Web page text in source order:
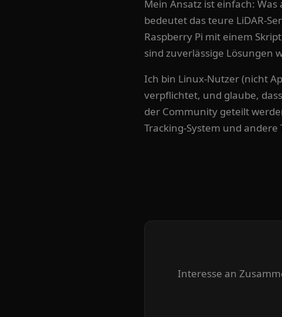
Mein Ansatz ist einfach:
bedeutet das teure LiDAR-
Raspberry Pi mit einem
sind zuverlässige Lösungen
Ich bin Linux-Nutzer (nicht
verpflichtet, und glaube,
der Community geteilt
Tracking-System und
Interesse an